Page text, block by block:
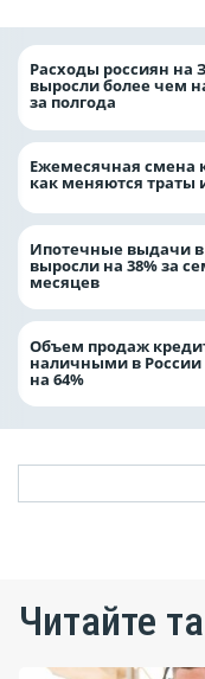
Расходы россиян на
выросли более чем
за полгода
Ежемесячная смена
как меняются траты
Ипотечные выдачи в
выросли на 38% за
месяцев
Объем продаж
наличными в России
на 64%
Читайте